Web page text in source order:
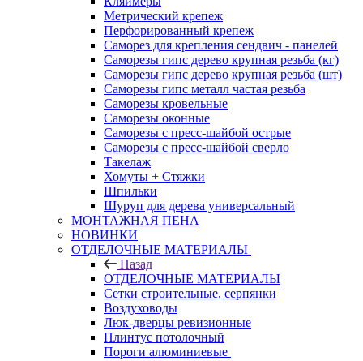
Метрический крепеж
Перфорированный крепеж
Саморез для крепления сендвич - панелей
Саморезы гипс дерево крупная резьба (кг)
Саморезы гипс дерево крупная резьба (шт)
Саморезы гипс металл частая резьба
Саморезы кровельные
Саморезы оконные
Саморезы с пресс-шайбой острые
Саморезы с пресс-шайбой сверло
Такелаж
Хомуты + Стяжки
Шпильки
Шуруп для дерева универсальный
МОНТАЖНАЯ ПЕНА
НОВИНКИ
ОТДЕЛОЧНЫЕ МАТЕРИАЛЫ
Назад
ОТДЕЛОЧНЫЕ МАТЕРИАЛЫ
Сетки строительные, серпянки
Воздуховоды
Люк-дверцы ревизионные
Плинтус потолочный
Пороги алюминиевые